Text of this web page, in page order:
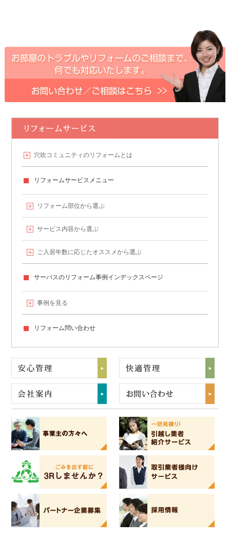
穴吹コミュニティの リフォームとは
リフォームサービスメニュー
リフォーム部位から選ぶ
サービス内容から選ぶ
ご入居年数に応じたオススメから選ぶ
サーパスのリフォーム事例インデックスページ
事例を見る
リフォーム問い合わせ